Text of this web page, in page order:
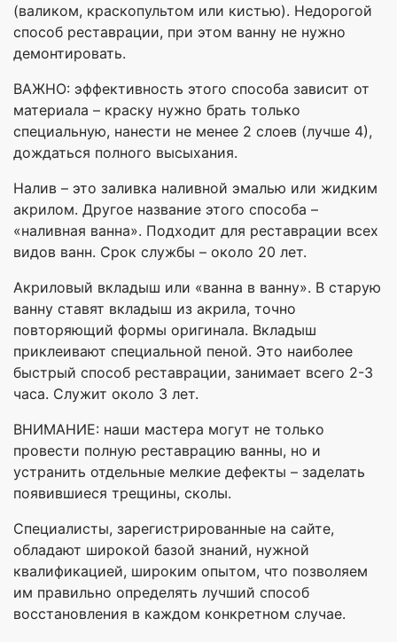
(валиком, краскопультом или кистью). Недорогой
способ реставрации, при этом ванну не нужно
демонтировать.
ВАЖНО: эффективность этого способа зависит от
материала – краску нужно брать только
специальную, нанести не менее 2 слоев (лучше 4),
дождаться полного высыхания.
Налив – это заливка наливной эмалью или жидким
акрилом. Другое название этого способа –
«наливная ванна». Подходит для реставрации всех
видов ванн. Срок службы – около 20 лет.
Акриловый вкладыш или «ванна в ванну». В старую
ванну ставят вкладыш из акрила, точно
повторяющий формы оригинала. Вкладыш
приклеивают специальной пеной. Это наиболее
быстрый способ реставрации, занимает всего 2-3
часа. Служит около 3 лет.
ВНИМАНИЕ: наши мастера могут не только
провести полную реставрацию ванны, но и
устранить отдельные мелкие дефекты – заделать
появившиеся трещины, сколы.
Специалисты, зарегистрированные на сайте,
обладают широкой базой знаний, нужной
квалификацией, широким опытом, что позволяем
им правильно определять лучший способ
восстановления в каждом конкретном случае.